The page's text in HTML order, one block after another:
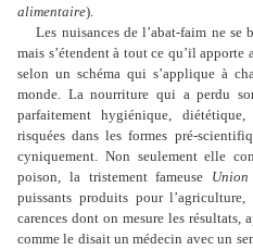
alimentaire).
Les nuisances de l’abat-faim ne se
mais s’étendent à tout ce qu’il apporte
selon un schéma qui s’applique à
monde. La nourriture qui a perdu
parfaitement hygiénique,
risquées dans les formes pré-
cyniquement. Non seulement elle
poison, la tristement fameuse
puissants produits pour l’
carences dont on mesure les résultats,
comme le disait un médecin avec un